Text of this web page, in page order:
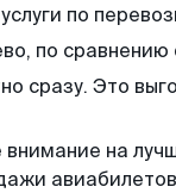
по
по сравнению
сразу. Это
на